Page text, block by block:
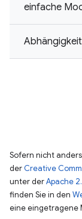
einfache
Sofern nicht
der Creative
unter derApache
finden Sie in den
eine eingetragene